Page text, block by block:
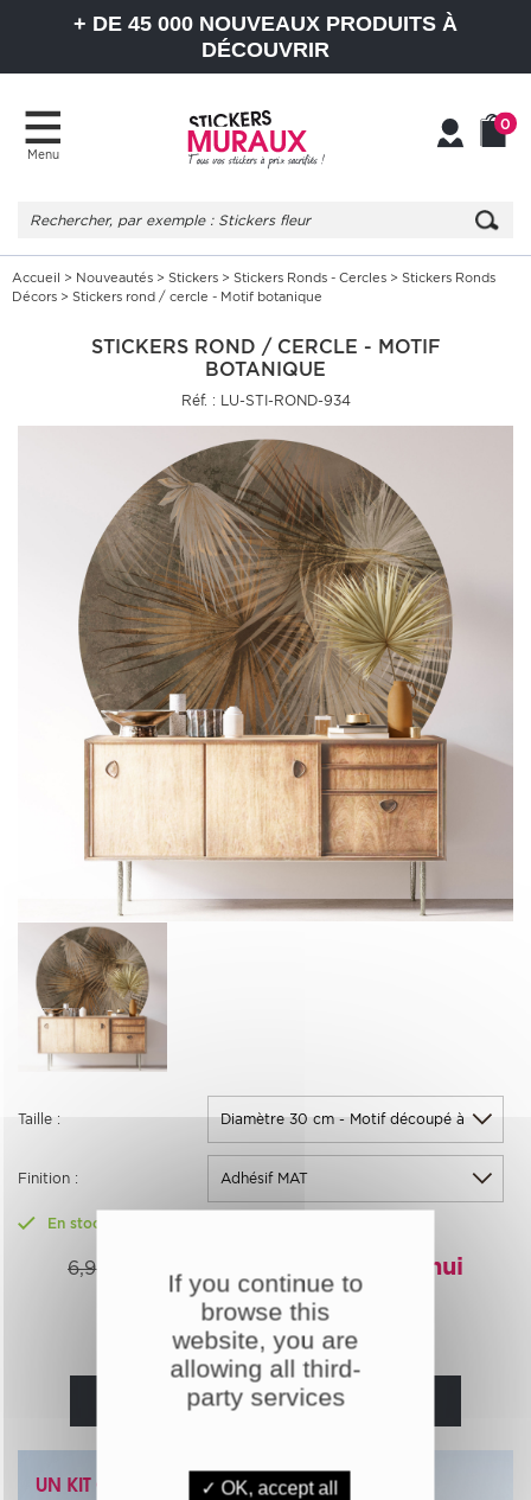
+ DE 45 000 NOUVEAUX PRODUITS À
DÉCOUVRIR
Menu
0
Accueil > Nouveautés > Stickers > Stickers Ronds - Cercles > Stickers Ronds
Décors > Stickers rond / cercle - Motif botanique
STICKERS ROND / CERCLE - MOTIF
BOTANIQUE
Réf. : LU-STI-ROND-934
Taille :
Finition :
En stock
6,90€ 6,21€ -10% Aujourd'hui
Quantité :
AJOUTER AU PANIER
UN KIT OFFERT
If you continue to
browse this
website, you are
allowing all third-
party services
✓ OK, accept all